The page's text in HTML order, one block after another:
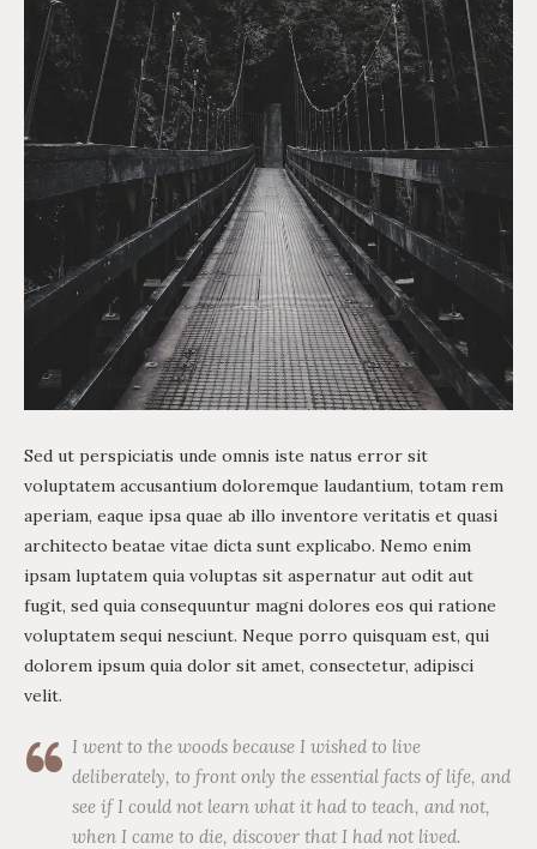
Sed ut perspiciatis unde omnis iste natus error sit
voluptatem accusantium doloremque laudantium, totam rem
aperiam, eaque ipsa quae ab illo inventore veritatis et quasi
architecto beatae vitae dicta sunt explicabo. Nemo enim
ipsam luptatem quia voluptas sit aspernatur aut odit aut
fugit, sed quia consequuntur magni dolores eos qui ratione
voluptatem sequi nesciunt. Neque porro quisquam est, qui
dolorem ipsum quia dolor sit amet, consectetur, adipisci
velit.
I went to the woods because I wished to live
deliberately, to front only the essential facts of life, and
see if I could not learn what it had to teach, and not,
when I came to die, discover that I had not lived.